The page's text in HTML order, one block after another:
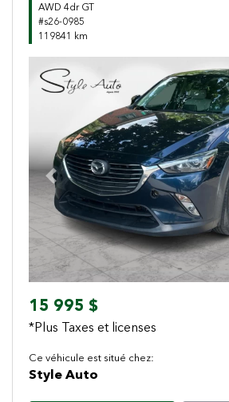
AWD 4dr GT
#s26-0985
119841 km
Previous
15 995 $
*Plus Taxes et licenses
Ce véhicule est situé chez:
Style Auto